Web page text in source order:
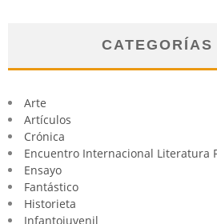
CATEGORÍAS
Arte
Artículos
Crónica
Encuentro Internacional Literatura
Ensayo
Fantástico
Historieta
Infantojuvenil